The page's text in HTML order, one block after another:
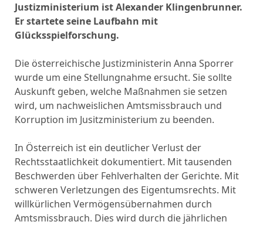
Justizministerium ist Alexander Klingenbrunner.
Er startete seine Laufbahn mit
Glücksspielforschung.
Die österreichische Justizministerin Anna Sporrer
wurde um eine Stellungnahme ersucht. Sie sollte
Auskunft geben, welche Maßnahmen sie setzen
wird, um nachweislichen Amtsmissbrauch und
Korruption im Jusitzministerium zu beenden.
In Österreich ist ein deutlicher Verlust der
Rechtsstaatlichkeit dokumentiert. Mit tausenden
Beschwerden über Fehlverhalten der Gerichte. Mit
schweren Verletzungen des Eigentumsrechts. Mit
willkürlichen Vermögensübernahmen durch
Amtsmissbrauch. Dies wird durch die jährlichen